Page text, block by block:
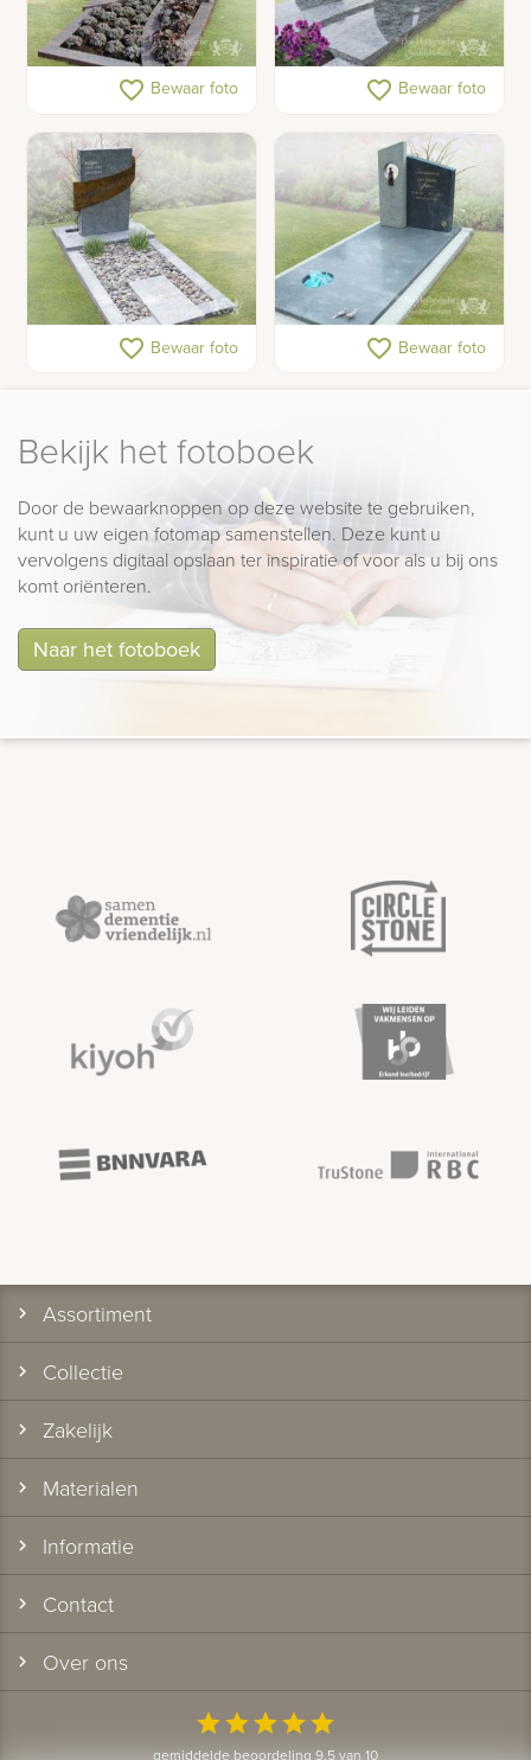
Grafsteen met bronzen
favorite_border Bewaar foto
Gepolijst grafmonument
met ruwe rand
favorite_border Bewaar foto
Grafsteen met brons
favorite_border Bewaar foto
Grafsteen bronzen
beeldje vogeltjes
favorite_border Bewaar foto
Bekijk het fotoboek
Door de bewaarknoppen op deze website te gebruiken,
kunt u uw eigen fotomap samenstellen. Deze kunt u
vervolgens digitaal opslaan ter inspiratie of voor als u bij ons
komt oriënteren.
Naar het fotoboek
Assortiment
Collectie
Zakelijk
Materialen
Informatie
Contact
Over ons
starstarstarstarstar
gemiddelde beoordeling 9.5 van 10